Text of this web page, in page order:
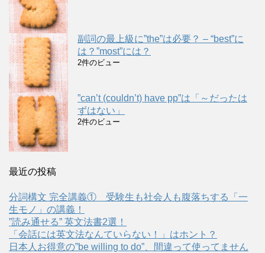
副詞の最上級に”the”は必要？ – “best”に
は？”most”には？
2件のビュー
”can’t (couldn’t) have pp”は「～だったは
ずはない」
2件のビュー
最近の投稿
分詞構文 完全講義① 受験生も社会人も腹落ちする「一
生モノ」の講義！
”読み通せる” 英文法書2選！
「会話には英文法なんていらない！」はホント？
日本人お得意の”be willing to do”、間違って使ってません